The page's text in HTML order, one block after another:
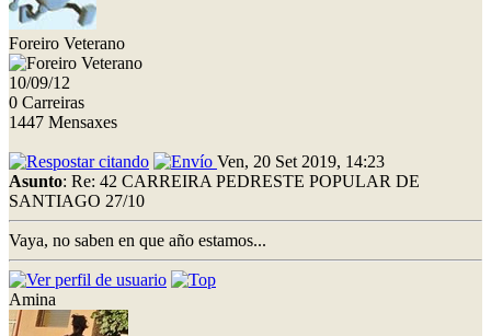
Foreiro Veterano
10/09/12
0 Carreiras
1447 Mensaxes
Ven, 20 Set 2019, 14:23
Asunto: Re: 42 CARREIRA PEDRESTE POPULAR DE
SANTIAGO 27/10
Vaya, no saben en que año estamos...
Amina